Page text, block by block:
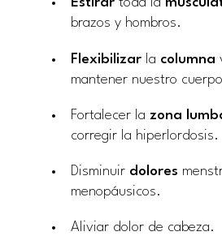
Estirar toda la
brazos y hombros.
Flexibilizar la columna
mantener nuestro
Fortalecer la zona
corregir la hiperlordosis.
Disminuir dolores
menopáusicos.
Aliviar dolor de cabeza.